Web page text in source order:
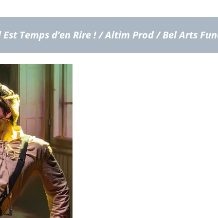
Est Temps d’en Rire ! / Altim Prod / Bel Arts